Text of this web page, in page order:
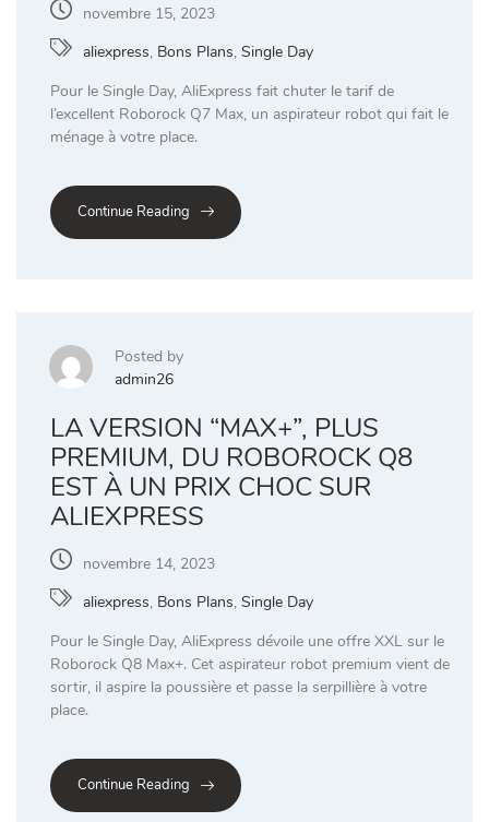
novembre 15, 2023
aliexpress, Bons Plans, Single Day
Pour le Single Day, AliExpress fait chuter le tarif de
l’excellent Roborock Q7 Max, un aspirateur robot qui fait le
ménage à votre place.
Continue Reading
Posted by
admin26
LA VERSION “MAX+”, PLUS
PREMIUM, DU ROBOROCK Q8
EST À UN PRIX CHOC SUR
ALIEXPRESS
novembre 14, 2023
aliexpress, Bons Plans, Single Day
Pour le Single Day, AliExpress dévoile une offre XXL sur le
Roborock Q8 Max+. Cet aspirateur robot premium vient de
sortir, il aspire la poussière et passe la serpillière à votre
place.
Continue Reading